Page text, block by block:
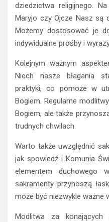
dziedzictwa religijnego.
Maryjo czy Ojcze Nasz są
Możemy dostosować je
indywidualne prośby i
Kolejnym ważnym
Niech nasze błagania
praktyki, co pomoże w
Bogiem. Regularne
Bogiem, ale także
trudnych chwilach.
Warto także uwzględnić
jak spowiedź i Komunia
elementem duchowego
sakramenty przynoszą
może być niezwykle ważne
Modlitwa za